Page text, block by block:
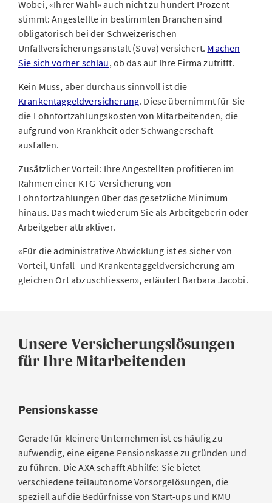
Wobei, «Ihrer Wahl» auch nicht zu hundert Prozent
stimmt: Angestellte in bestimmten Branchen sind
obligatorisch bei der Schweizerischen
Unfallversicherungsanstalt (Suva) versichert. Machen
Sie sich vorher schlau, ob das auf Ihre Firma zutrifft.
Kein Muss, aber durchaus sinnvoll ist die
Krankentaggeldversicherung. Diese übernimmt für Sie
die Lohnfortzahlungskosten von Mitarbeitenden, die
aufgrund von Krankheit oder Schwangerschaft
ausfallen.
Zusätzlicher Vorteil: Ihre Angestellten profitieren im
Rahmen einer KTG-Versicherung von
Lohnfortzahlungen über das gesetzliche Minimum
hinaus. Das macht wiederum Sie als Arbeitgeberin oder
Arbeitgeber attraktiver.
«Für die administrative Abwicklung ist es sicher von
Vorteil, Unfall- und Krankentaggeldversicherung am
gleichen Ort abzuschliessen», erläutert Barbara Jacobi.
Unsere Versicherungslösungen
für Ihre Mitarbeitenden
Pensionskasse
Gerade für kleinere Unternehmen ist es häufig zu
aufwendig, eine eigene Pensionskasse zu gründen und
zu führen. Die AXA schafft Abhilfe: Sie bietet
verschiedene teilautonome Vorsorgelösungen, die
speziell auf die Bedürfnisse von Start-ups und KMU